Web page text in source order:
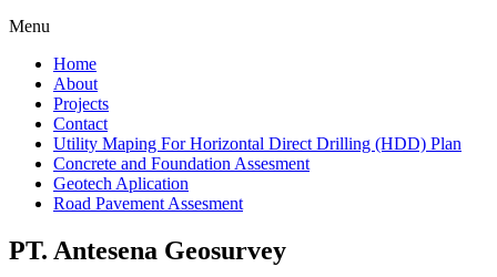
Menu
Home
About
Projects
Contact
Utility Maping For Horizontal Direct Drilling (HDD) Plan
Concrete and Foundation Assesment
Geotech Aplication
Road Pavement Assesment
PT. Antesena Geosurvey